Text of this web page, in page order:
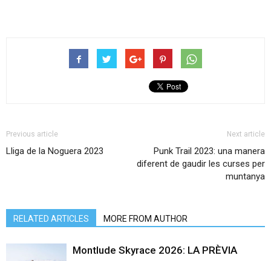
Previous article
Lliga de la Noguera 2023
Next article
Punk Trail 2023: una manera
diferent de gaudir les curses per
muntanya
RELATED ARTICLES MORE FROM AUTHOR
Montlude Skyrace 2026: LA PRÈVIA